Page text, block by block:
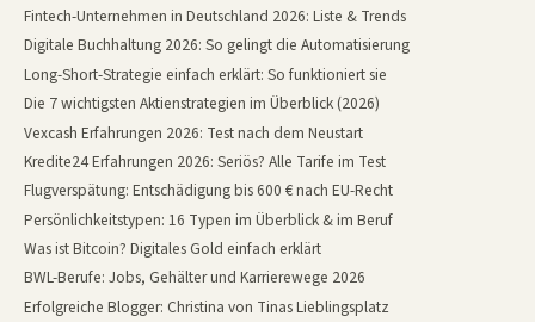
Fintech-Unternehmen in Deutschland 2026: Liste & Trends
Digitale Buchhaltung 2026: So gelingt die Automatisierung
Long-Short-Strategie einfach erklärt: So funktioniert sie
Die 7 wichtigsten Aktienstrategien im Überblick (2026)
Vexcash Erfahrungen 2026: Test nach dem Neustart
Kredite24 Erfahrungen 2026: Seriös? Alle Tarife im Test
Flugverspätung: Entschädigung bis 600 € nach EU-Recht
Persönlichkeitstypen: 16 Typen im Überblick & im Beruf
Was ist Bitcoin? Digitales Gold einfach erklärt
BWL-Berufe: Jobs, Gehälter und Karrierewege 2026
Erfolgreiche Blogger: Christina von Tinas Lieblingsplatz